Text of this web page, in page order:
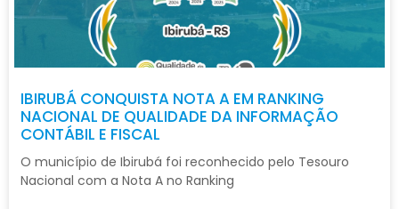
IBIRUBÁ CONQUISTA NOTA A EM RANKING
NACIONAL DE QUALIDADE DA INFORMAÇÃO
CONTÁBIL E FISCAL
O município de Ibirubá foi reconhecido pelo Tesouro
Nacional com a Nota A no Ranking